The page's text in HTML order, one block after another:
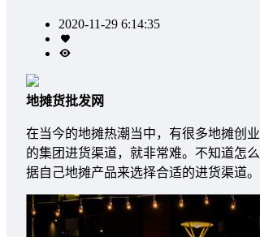
2020-11-29 6:14:35
地摊货批发网
在当今的地摊热潮当中，有很多地摊创
的集团进货渠道，就非常难。不知道怎
据自己地摊产品来选择合适的进货渠道。